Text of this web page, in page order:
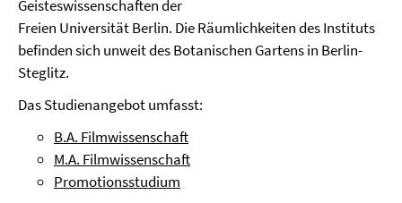
Geisteswissenschaften der
Freien Universität Berlin. Die Räumlichkeiten des Instituts
befinden sich unweit des Botanischen Gartens in Berlin-
Steglitz.
Das Studienangebot umfasst:
B.A. Filmwissenschaft
M.A. Filmwissenschaft
Promotionsstudium